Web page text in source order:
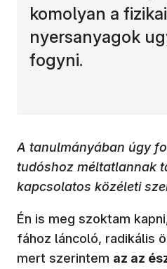
komolyan a
nyersanyagok
fogyni.
A tanulmányában úgy
tudóshoz méltatlannak
kapcsolatos közéleti
Én is meg szoktam
fához láncoló, radikális
mert szerintem az az